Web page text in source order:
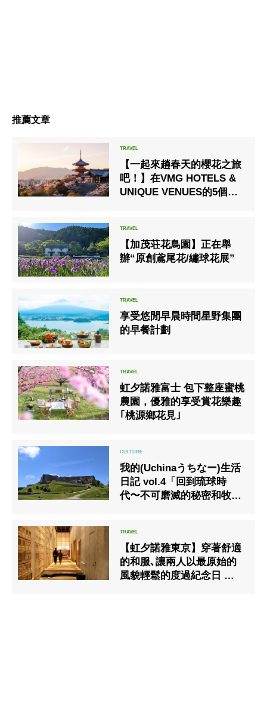
推薦文章
【一起來趟春天的櫻花之旅
吧！】在VMG HOTELS &
UNIQUE VENUES的5個區
場！！
【加茂荘花⿃園】正在舉
辦“原創鳶尾花/繡球花展”
享受悠閒早晨時間星野集團
的早餐計劃
虹夕諾雅富士 包下整座蜜桃
農園，優雅的享受賞花樂趣
｢桃源鄉花見｣
我的(Uchinaうちなー)生活
日記 vol.4「回到琉球時
代〜不可磨滅的秘密和牧師
【虹夕諾雅東京】穿著舒適
的和服､讓兩人以最原始的
風貌輕鬆的度過紀念日 在都